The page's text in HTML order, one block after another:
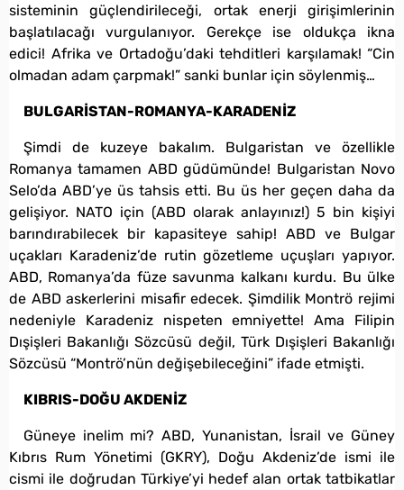
sisteminin güçlendirileceği, ortak enerji girişimlerinin
başlatılacağı vurgulanıyor. Gerekçe ise oldukça ikna
edici! Afrika ve Ortadoğu’daki tehditleri karşılamak! “Cin
olmadan adam çarpmak!” sanki bunlar için söylenmiş…
BULGARİSTAN-ROMANYA-KARADENİZ
Şimdi de kuzeye bakalım. Bulgaristan ve özellikle
Romanya tamamen ABD güdümünde! Bulgaristan Novo
Selo’da ABD’ye üs tahsis etti. Bu üs her geçen daha da
gelişiyor. NATO için (ABD olarak anlayınız!) 5 bin kişiyi
barındırabilecek bir kapasiteye sahip! ABD ve Bulgar
uçakları Karadeniz’de rutin gözetleme uçuşları yapıyor.
ABD, Romanya’da füze savunma kalkanı kurdu. Bu ülke
de ABD askerlerini misafir edecek. Şimdilik Montrö rejimi
nedeniyle Karadeniz nispeten emniyette! Ama Filipin
Dışişleri Bakanlığı Sözcüsü değil, Türk Dışişleri Bakanlığı
Sözcüsü “Montrö’nün değişebileceğini” ifade etmişti.
KIBRIS-DOĞU AKDENİZ
Güneye inelim mi? ABD, Yunanistan, İsrail ve Güney
Kıbrıs Rum Yönetimi (GKRY), Doğu Akdeniz’de ismi ile
cismi ile doğrudan Türkiye’yi hedef alan ortak tatbikatlar